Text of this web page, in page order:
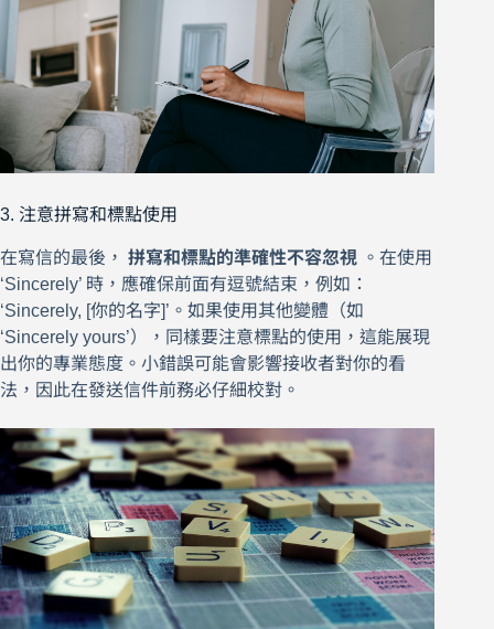
3. 注意拼寫和標點使用
在寫信的最後， 拼寫和標點的準確性不容忽視 。在使用
‘Sincerely’ 時，應確保前面有逗號結束，例如：
‘Sincerely, [你的名字]’。如果使用其他變體（如
‘Sincerely yours’），同樣要注意標點的使用，這能展現
出你的專業態度。小錯誤可能會影響接收者對你的看
法，因此在發送信件前務必仔細校對。